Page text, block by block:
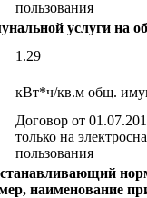
пользования
услуги на
1.29
кВт*ч/кв.м общ.
Договор от
только на
пользования
наименование